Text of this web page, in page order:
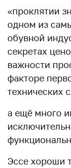
«проклятии
одном из
обувной
секретах
важности
факторе
технических
а ещё много
Эссе хороши